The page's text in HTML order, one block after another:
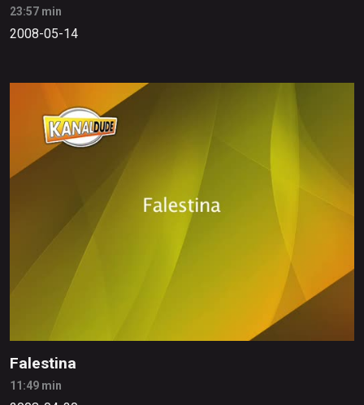
23:57 min
2008-05-14
Falestina
11:49 min